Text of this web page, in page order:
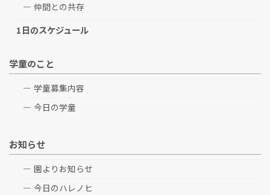
仲間との共存
1日のスケジュール
学童のこと
学童募集内容
今日の学童
お知らせ
園よりお知らせ
今日のハレノヒ